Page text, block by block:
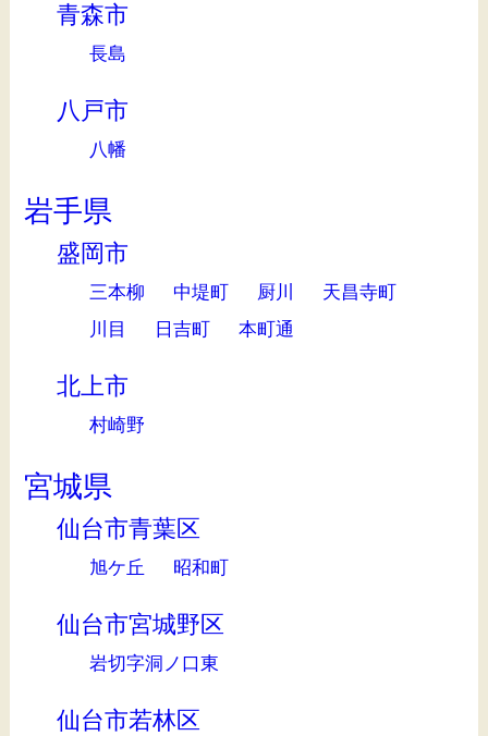
青森市
長島
八戸市
八幡
岩手県
盛岡市
三本柳 中堤町 厨川
天昌寺町
川目
日吉町 本町通
北上市
村崎野
宮城県
仙台市青葉区
旭ケ丘 昭和町
仙台市宮城野区
岩切字洞ノ口東
仙台市若林区